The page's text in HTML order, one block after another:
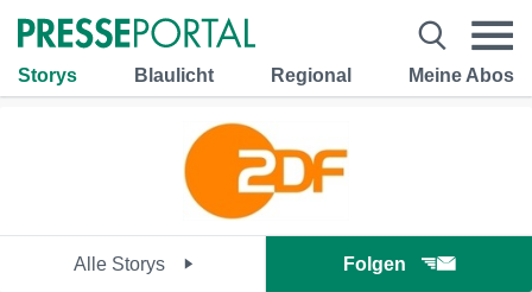
Storys Blaulicht Regional Meine Abos
Alle Storys Folgen